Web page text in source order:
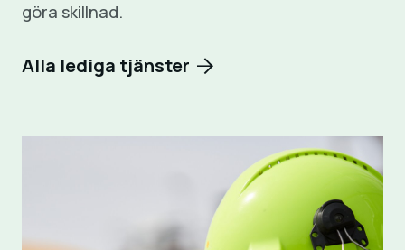
göra skillnad.
Alla lediga tjänster